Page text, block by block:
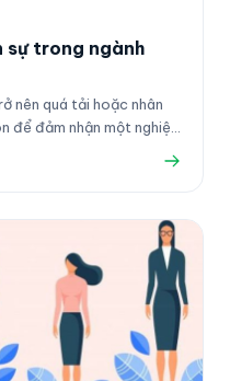
sự trong ngành
nên quá tải hoặc nhân
để đảm nhận một nghiệp